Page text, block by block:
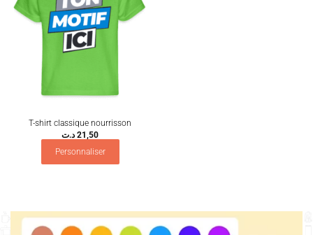
T-shirt classique nourrisson
21,50 د.ت
Personnaliser